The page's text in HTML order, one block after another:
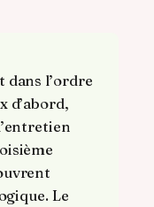
dans l’ordre
d’abord,
Le